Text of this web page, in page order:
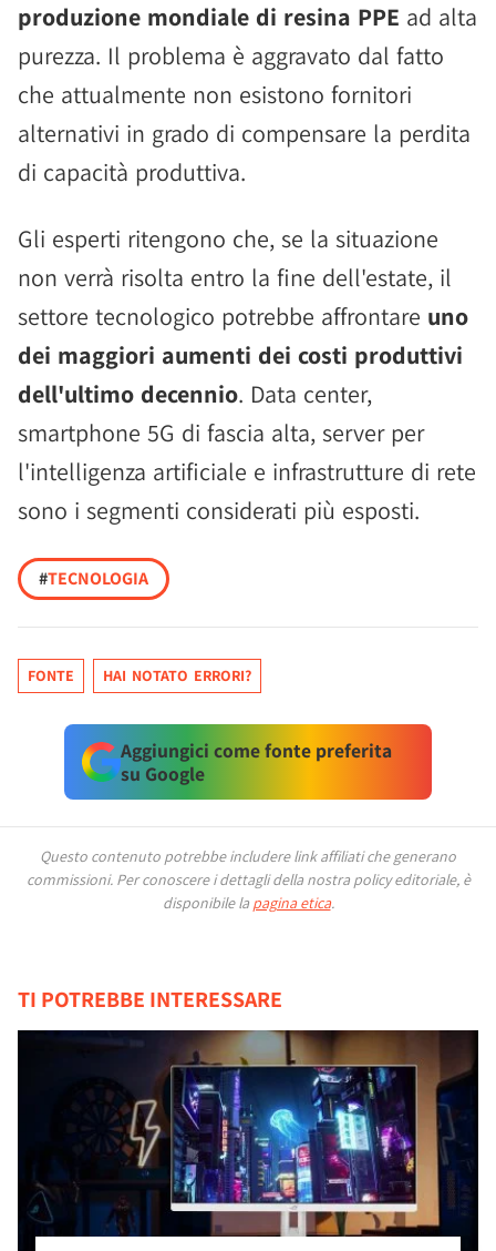
produzione mondiale di resina PPE ad alta
purezza. Il problema è aggravato dal fatto
che attualmente non esistono fornitori
alternativi in grado di compensare la perdita
di capacità produttiva.
Gli esperti ritengono che, se la situazione
non verrà risolta entro la fine dell'estate, il
settore tecnologico potrebbe affrontare uno
dei maggiori aumenti dei costi produttivi
dell'ultimo decennio. Data center,
smartphone 5G di fascia alta, server per
l'intelligenza artificiale e infrastrutture di rete
sono i segmenti considerati più esposti.
#TECNOLOGIA
FONTE HAI NOTATO ERRORI?
Aggiungici come fonte preferita
su Google
Questo contenuto potrebbe includere link affiliati che generano
commissioni. Per conoscere i dettagli della nostra policy editoriale, è
disponibile la pagina etica.
TI POTREBBE INTERESSARE